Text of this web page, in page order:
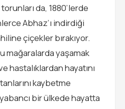
da, 1880’lerde
Abhaz’ı indirdiği
çiçekler bırakıyor.
mağaralarda yaşamak
hastalıklardan hayatını
kaybetme
bir ülkede hayatta